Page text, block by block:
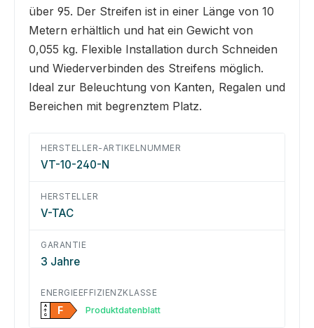
über 95. Der Streifen ist in einer Länge von 10
Metern erhältlich und hat ein Gewicht von
0,055 kg. Flexible Installation durch Schneiden
und Wiederverbinden des Streifens möglich.
Ideal zur Beleuchtung von Kanten, Regalen und
Bereichen mit begrenztem Platz.
HERSTELLER-ARTIKELNUMMER
VT-10-240-N
HERSTELLER
V-TAC
GARANTIE
3 Jahre
ENERGIEEFFIZIENZKLASSE
A
↑
G F Produktdatenblatt